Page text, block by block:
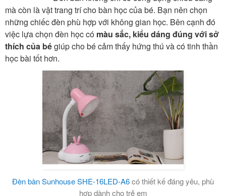
mà còn là vật trang trí cho bàn học của bé. Bạn nên chọn
những chiếc đèn phù hợp với không gian học. Bên cạnh đó
việc lựa chọn đèn học có màu sắc, kiểu dáng đúng với sở
thích của bégiúp cho bé cảm thấy hứng thú và có tinh thần
học bài tốt hơn.
Đèn bàn Sunhouse SHE-16LED-A6có thiết kế đáng yêu, phù
hợp dành cho trẻ em